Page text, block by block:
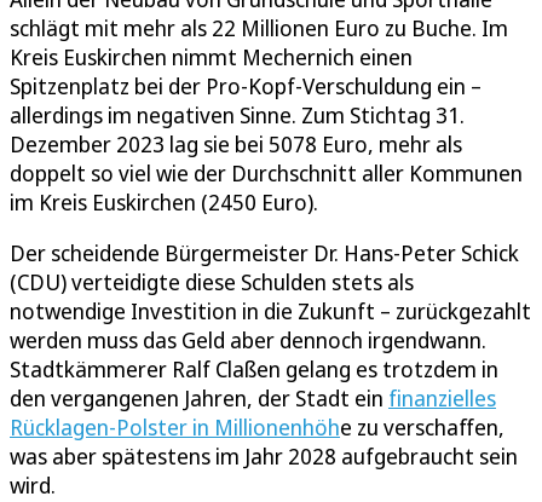
schlägt mit mehr als 22 Millionen Euro zu Buche. Im
Kreis Euskirchen nimmt Mechernich einen
Spitzenplatz bei der Pro-Kopf-Verschuldung ein –
allerdings im negativen Sinne. Zum Stichtag 31.
Dezember 2023 lag sie bei 5078 Euro, mehr als
doppelt so viel wie der Durchschnitt aller Kommunen
im Kreis Euskirchen (2450 Euro).
Der scheidende Bürgermeister Dr. Hans-Peter Schick
(CDU) verteidigte diese Schulden stets als
notwendige Investition in die Zukunft – zurückgezahlt
werden muss das Geld aber dennoch irgendwann.
Stadtkämmerer Ralf Claßen gelang es trotzdem in
den vergangenen Jahren, der Stadt ein finanzielles
Rücklagen-Polster in Millionenhöhe zu verschaffen,
was aber spätestens im Jahr 2028 aufgebraucht sein
wird.